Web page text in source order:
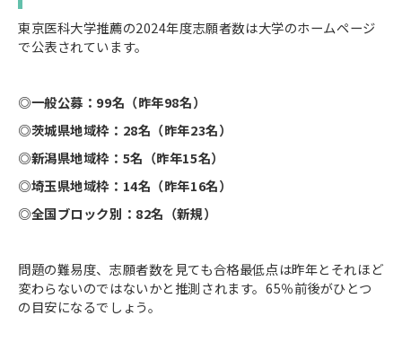
東京医科大学推薦の2024年度志願者数は大学のホームページ
で公表されています。
◎一般公募：99名（昨年98名）
◎茨城県地域枠：28名（昨年23名）
◎新潟県地域枠：5名（昨年15名）
◎埼玉県地域枠：14名（昨年16名）
◎全国ブロック別：82名（新規）
問題の難易度、志願者数を見ても合格最低点は昨年とそれほど
変わらないのではないかと推測されます。65％前後がひとつ
の目安になるでしょう。